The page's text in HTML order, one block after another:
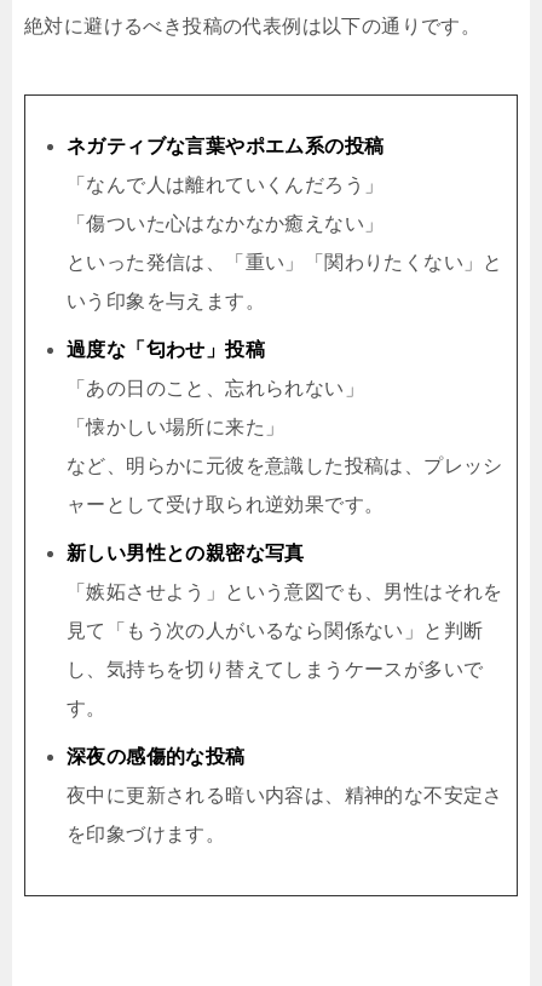
絶対に避けるべき投稿の代表例は以下の通りです。
ネガティブな言葉やポエム系の投稿
「なんで人は離れていくんだろう」
「傷ついた心はなかなか癒えない」
といった発信は、「重い」「関わりたくない」と
いう印象を与えます。
過度な「匂わせ」投稿
「あの日のこと、忘れられない」
「懐かしい場所に来た」
など、明らかに元彼を意識した投稿は、プレッシ
ャーとして受け取られ逆効果です。
新しい男性との親密な写真
「嫉妬させよう」という意図でも、男性はそれを
見て「もう次の人がいるなら関係ない」と判断
し、気持ちを切り替えてしまうケースが多いで
す。
深夜の感傷的な投稿
夜中に更新される暗い内容は、精神的な不安定さ
を印象づけます。